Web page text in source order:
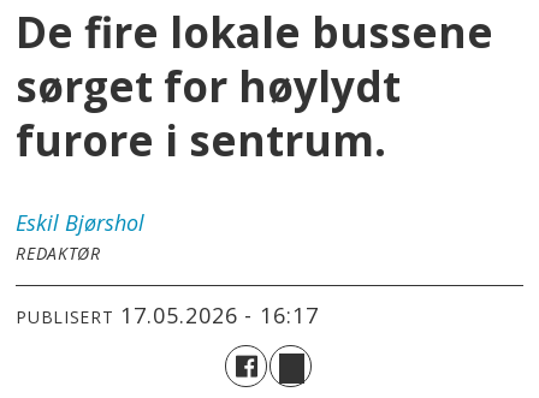
De fire lokale bussene
sørget for høylydt
furore i sentrum.
Eskil Bjørshol
REDAKTØR
PUBLISERT 17.05.2026 - 16:17